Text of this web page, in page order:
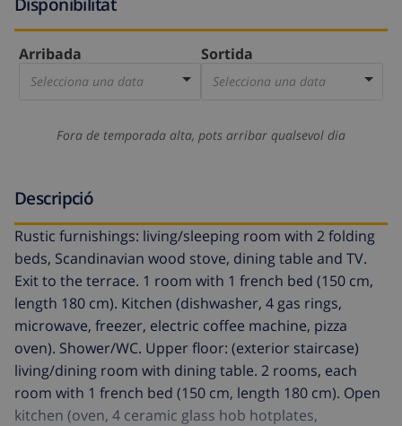
Arribada
Selecciona una data
Sortida
Selecciona una data
Fora de temporada alta, pots arribar qualsevol dia
Descripció
Rustic furnishings: living/sleeping room with 2 folding
beds, Scandinavian wood stove, dining table and TV.
Exit to the terrace. 1 room with 1 french bed (150 cm,
length 180 cm). Kitchen (dishwasher, 4 gas rings,
microwave, freezer, electric coffee machine, pizza
oven). Shower/WC. Upper floor: (exterior staircase)
living/dining room with dining table. 2 rooms, each
room with 1 french bed (150 cm, length 180 cm). Open
kitchen (oven, 4 ceramic glass hob hotplates,